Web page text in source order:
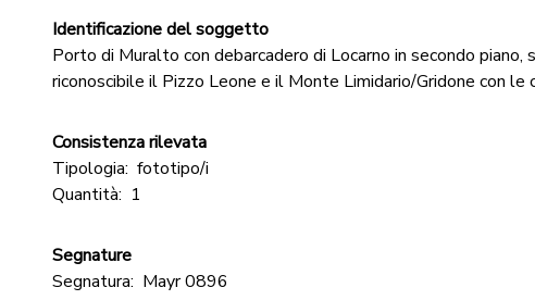
Identificazione del soggetto
Porto di Muralto con debarcadero di Locarno in secondo piano,
riconoscibile il Pizzo Leone e il Monte Limidario/Gridone con le
Consistenza rilevata
Tipologia: fototipo/i
Quantità: 1
Segnature
Segnatura: Mayr 0896